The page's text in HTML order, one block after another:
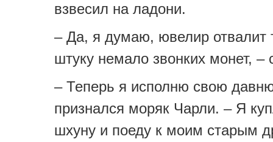
взвесил на ладони.
– Да, я думаю, ювелир отвалит
штуку немало звонких монет, –
– Теперь я исполню свою
признался моряк Чарли. – Я
шхуну и поеду к моим старым